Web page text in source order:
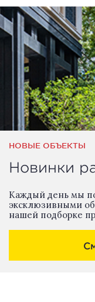
НОВЫЕ ОБЪЕКТЫ
Новинки
Каждый день мы
эксклюзивными
нашей подборке